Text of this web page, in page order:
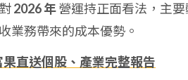
2026 年營運持正面看法，主
業務帶來的成本優勢。
直送個股、產業完整報告